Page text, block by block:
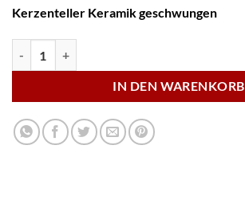
Kerzenteller Keramik geschwungen
IN DEN WARENKORB